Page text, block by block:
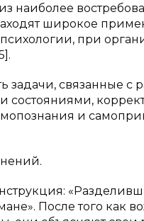
наиболее
широкое
при
задачи, связанные с
и
После того как